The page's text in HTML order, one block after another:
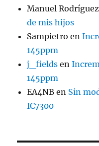
Manuel Rodríguez
de mis hijos
Sampietro en
145ppm
j_fields en
145ppm
EA4NB en Sin
IC7300